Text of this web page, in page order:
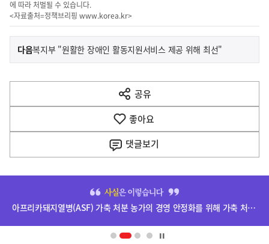
에 따라 처벌될 수 있습니다.
<자료출처=정책브리핑 www.korea.kr>
이
전
다
음
다음기
복지부 "원활한 장애인 활동지원서비스 제공 위해 최선"
공유
열
기
좋아요
댓글보기
단
아프리카돼지열병(ASF) 가축 처분 농가의 경영 안정화를 위해 가축 처분 보상금을 신속하게 지급하겠습니다.